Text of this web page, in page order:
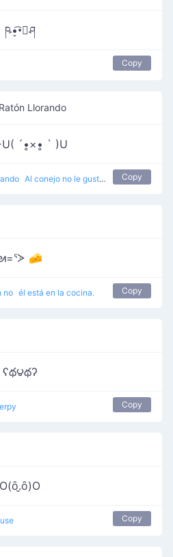
ཥ•̬͡•ོཤ
Copy
Llorando
´•̥×•̥ ` )U
Al conejo no le gustan los ratones Copy
🧀
no él está en la cocina. Copy
ʕథ౪థʔ
Copy
O(ȏ.̮ȏ)O
Copy